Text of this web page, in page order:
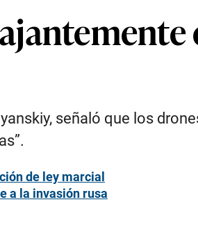
señaló que los
de ley marcial
a la invasión rusa